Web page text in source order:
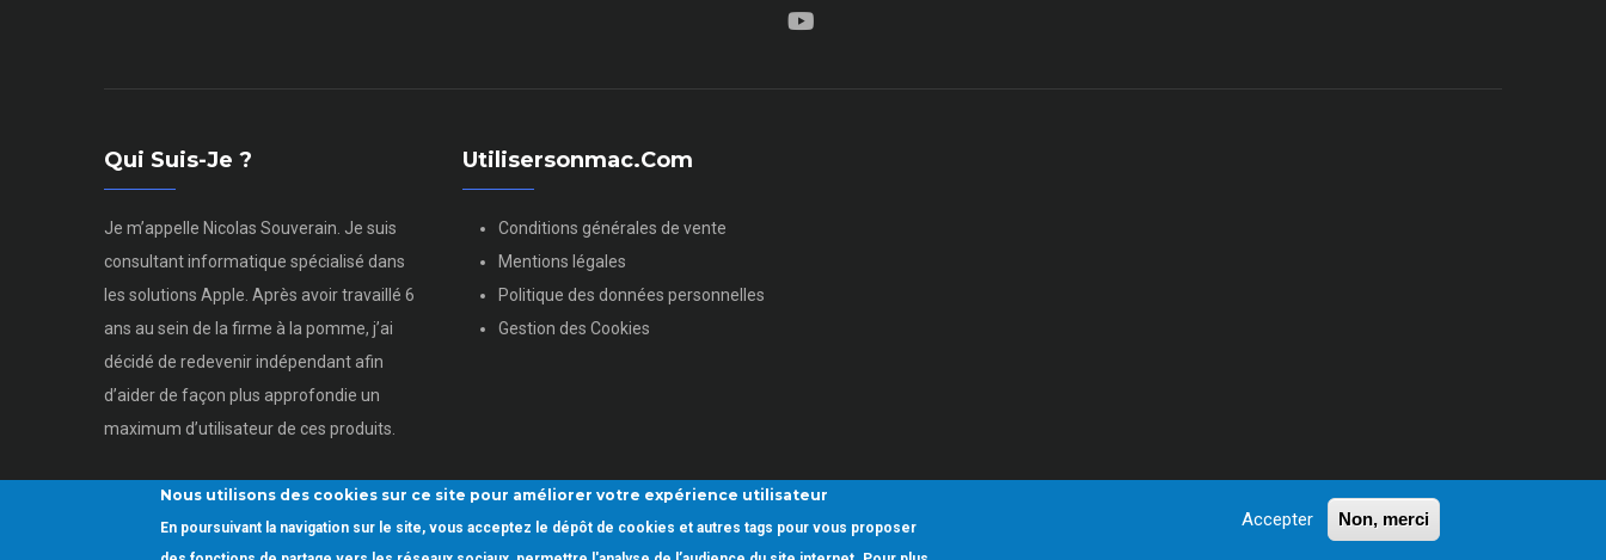
Qui Suis-Je ?
Je m’appelle Nicolas Souverain. Je suis
consultant informatique spécialisé dans
les solutions Apple. Après avoir travaillé 6
ans au sein de la firme à la pomme, j’ai
décidé de redevenir indépendant afin
d’aider de façon plus approfondie un
maximum d’utilisateur de ces produits.
Utilisersonmac.com
Conditions générales de vente
Mentions légales
Politique des données personnelles
Gestion des Cookies
Copyright © 2022.Utiliser son mac. Tous droits réservés
Nous utilisons des cookies sur ce site pour améliorer votre expérience utilisateur
En poursuivant la navigation sur le site, vous acceptez le dépôt de cookies et autres tags pour vous proposer
Accepter Non, merci